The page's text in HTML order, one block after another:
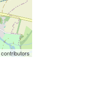
contributors